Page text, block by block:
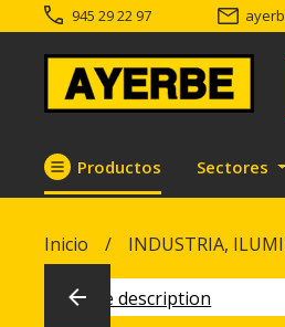
945 29 22 97
Productos Sectores
Inicio INDUSTRIA,
Previous